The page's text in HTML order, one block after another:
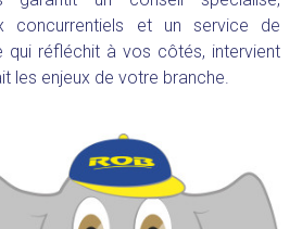
concurrentiels et un service de
qui réfléchit à vos côtés, intervient
les enjeux de votre branche.